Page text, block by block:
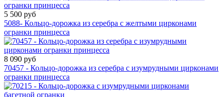
5 500 руб
5088- Кольцо-дорожка из серебра с желтыми цирконами
огранки принцесса
8 090 руб
70457 - Кольцо-дорожка из серебра с изумрудными цирконами
огранки принцесса